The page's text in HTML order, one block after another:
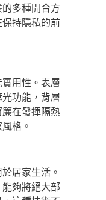
多種開合方
持隱私的前
用性。表層
功能，背層
在發揮隔熱
格。
居家生活。
夠將絕大部